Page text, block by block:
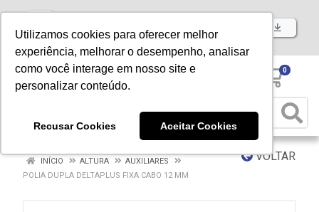
Utilizamos cookies para oferecer melhor
experiência, melhorar o desempenho, analisar
como você interage em nosso site e
personalizar conteúdo.
Recusar Cookies Aceitar Cookies
Baixe já nosso APP
0
VOLTAR
INÍCIO ALTURA
AUXILIARES
POLIA DUPLA DELTAPLUS FIXA CABO 12 MM